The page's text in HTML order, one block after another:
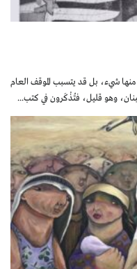
منها شيء، بل قد يتسبب الموقف العام
وهو قليل، فتُذْكَرون في كتب...